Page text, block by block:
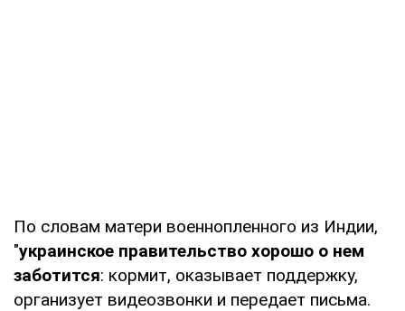
По словам матери военнопленного из Индии,
"украинское правительство хорошо о нем
заботится: кормит, оказывает поддержку,
организует видеозвонки и передает письма.